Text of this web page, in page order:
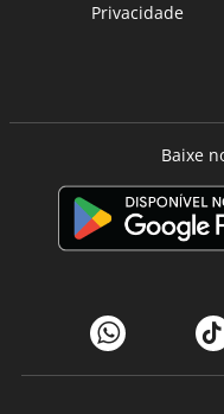
Privacidade
Baixe